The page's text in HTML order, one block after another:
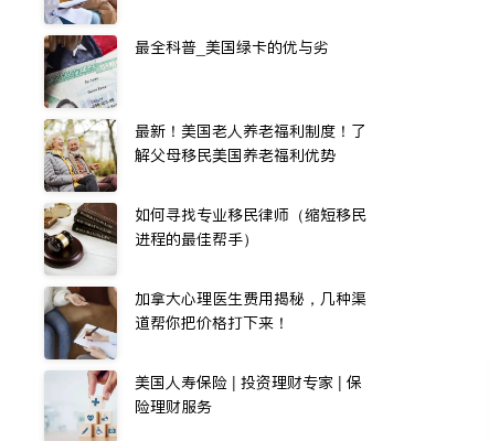
最全科普_美国绿卡的优与劣
最新！美国老人养老福利制度！了
解父母移民美国养老福利优势
如何寻找专业移民律师（缩短移民
进程的最佳帮手）
加拿大心理医生费用揭秘，几种渠
道帮你把价格打下来！
美国人寿保险 | 投资理财专家 | 保
险理财服务